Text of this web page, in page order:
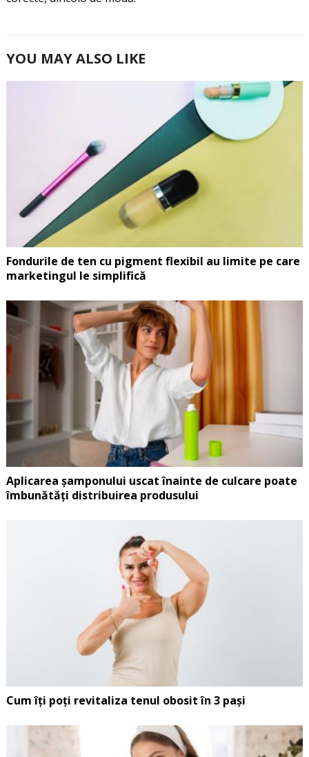
YOU MAY ALSO LIKE
Fondurile de ten cu pigment flexibil au limite pe care
marketingul le simplifică
Aplicarea șamponului uscat înainte de culcare poate
îmbunătăți distribuirea produsului
Cum îți poți revitaliza tenul obosit în 3 pași